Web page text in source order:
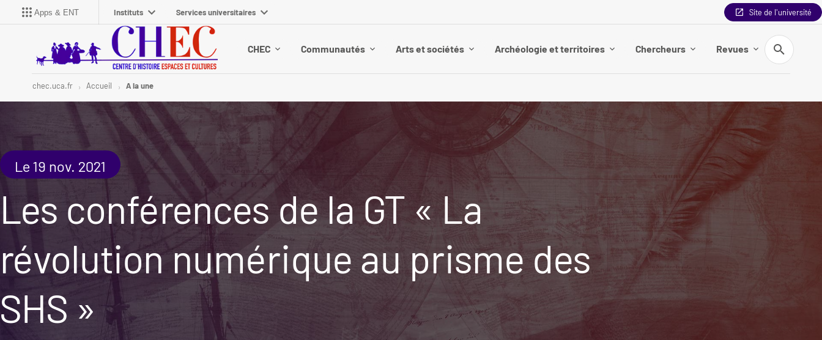
Apps & ENT Instituts Services universitaires Site de l'université
CHEC Communautés Arts et sociétés Archéologie et territoires Chercheurs Revues
Recherche
chec.uca.fr Accueil A la une
Le 19 nov. 2021
Les conférences de la GT « La
révolution numérique au prisme des
SHS »